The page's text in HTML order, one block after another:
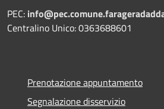
PEC:
Centralino Unico: 0363688601
Prenotazione appuntamento
Segnalazione disservizio